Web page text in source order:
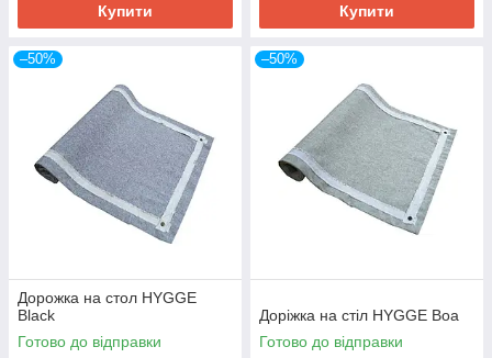
Купити Купити
–50%
Дорожка на стол HYGGE
Black
Готово до відправки
–50%
Доріжка на стіл HYGGE Boa
Готово до відправки